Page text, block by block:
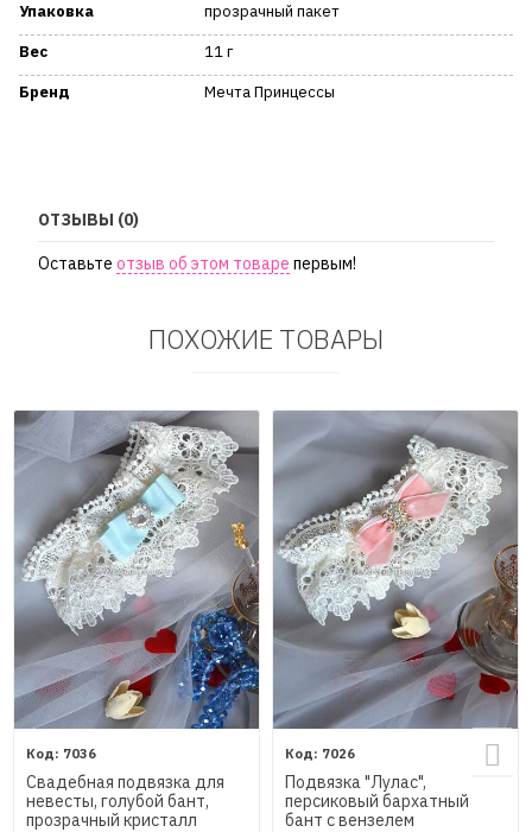
Упаковка
прозрачный пакет
Вес
11 г
Бренд
Мечта Принцессы
ОТЗЫВЫ (0)
Оставьте отзыв об этом товаре первым!
ПОХОЖИЕ ТОВАРЫ
7036
Свадебная подвязка для
невесты, голубой бант,
прозрачный кристалл
7026
Подвязка "Лулас",
персиковый бархатный
бант с вензелем